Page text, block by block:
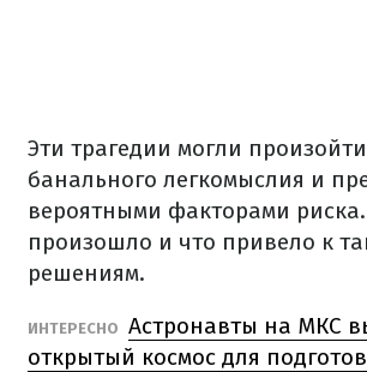
Эти трагедии могли
банального легкомыслия и
вероятными факторами
произошло и что привело к
решениям.
ИНТЕРЕСНО Астронавты на МКС
открытый космос для